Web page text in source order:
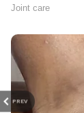
PREV